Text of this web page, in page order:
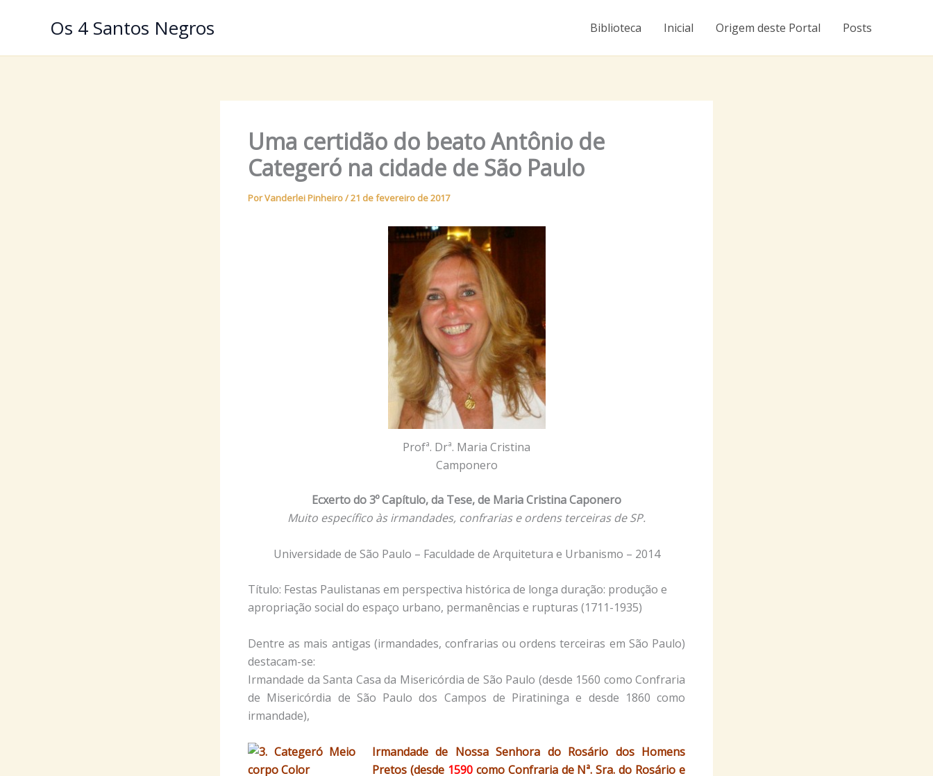
Os 4 Santos Negros Biblioteca Inicial Origem deste Portal Posts
Uma certidão do beato Antônio de
Categeró na cidade de São Paulo
PorVanderlei Pinheiro/21 de fevereiro de 2017
Profª. Drª. Maria Cristina
Camponero
Ecxerto do 3º Capítulo, da Tese, de Maria Cristina Caponero
Muito específico às irmandades, confrarias e ordens terceiras de SP.
Universidade de São Paulo – Faculdade de Arquitetura e Urbanismo – 2014
Título: Festas Paulistanas em perspectiva histórica de longa duração: produção e
apropriação social do espaço urbano, permanências e rupturas (1711-1935)
Dentre as mais antigas (irmandades, confrarias ou ordens terceiras em São Paulo)
destacam-se:
Irmandade da Santa Casa da Misericórdia de São Paulo (desde 1560 como Confraria
de Misericórdia de São Paulo dos Campos de Piratininga e desde 1860 como
irmandade),
Irmandade de Nossa Senhora do Rosário dos Homens
Pretos (desde 1590como Confraria de Nª. Sra. do Rosário e